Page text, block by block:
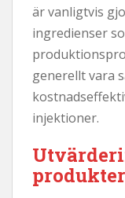
är vanligtvis
ingredienser
generellt vara
injektioner.
produkter